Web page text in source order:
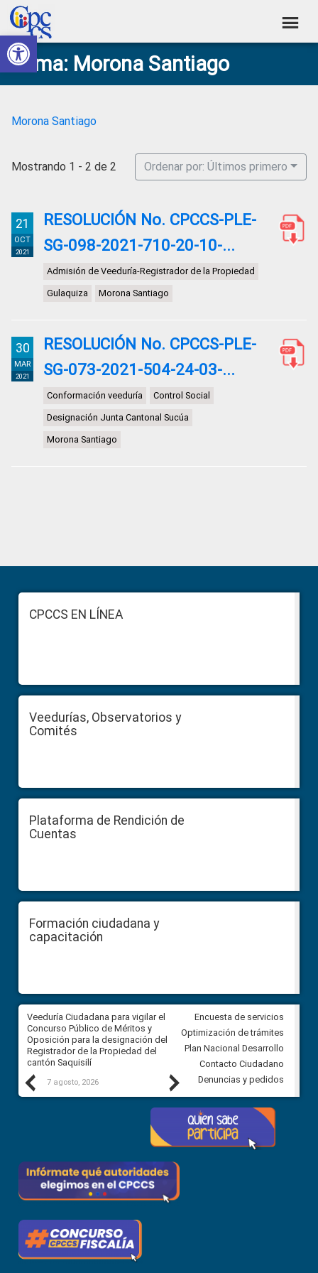
Abrir barra de herramientas
Skip
to
primary
navigation
Skip
to
main
content
Skip
to
primary
sidebar
Skip
to
footer
Consejo
de
Ciudadana
Control
Construyendo
Poder
Ciudadano
Tema: Morona Santiago
Morona Santiago
Mostrando 1 - 2 de 2 Ordenar por: Últimos primero
21
OCT
2021
RESOLUCIÓN No. CPCCS-PLE-
SG-098-2021-710-20-10-...
Admisión de Veeduría-Registrador de la Propiedad
Gulaquiza Morona Santiago
30
MAR
2021
RESOLUCIÓN No. CPCCS-PLE-
SG-073-2021-504-24-03-...
Conformación veeduría Control Social
Designación Junta Cantonal Sucúa
Morona Santiago
Sidebar
FooterCPCCS EN LÍNEA
Veedurías, Observatorios y
Comités
Plataforma de Rendición de
Cuentas
Formación ciudadana y
capacitación
Previous
Veeduría Ciudadana para vigilar el
Concurso Público de Méritos y
Oposición para la designación del
Registrador de la Propiedad del
cantón Saquisilí
7 agosto, 2026
Veeduría Ciudadana para
construcción del asfaltado de
Ballenita del cantón Santa
7 agosto, 2026
Next
Encuesta de servicios
Optimización de trámites
Plan Nacional Desarrollo
Contacto Ciudadano
Denuncias y pedidos